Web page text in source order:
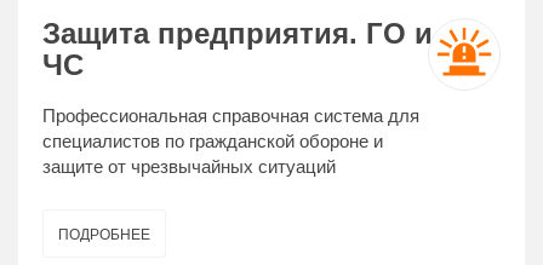
Защита предприятия. ГО и
ЧС
Профессиональная справочная система для
специалистов по гражданской обороне и
защите от чрезвычайных ситуаций
ПОДРОБНЕЕ